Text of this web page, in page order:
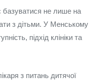
базуватися не лише на
з дітьми. У Менському
підхід клініки та
з питань дитячої